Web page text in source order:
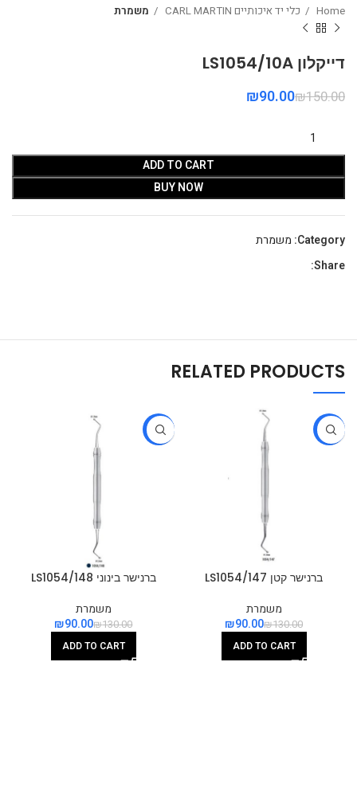
Home כלי יד איכותיים CARL MARTIN משמרת
דייקלון LS1054/10A
₪150.00
₪90.00
ADD TO CART
BUY NOW
Category: משמרת
Share:
RELATED PRODUCTS
-31%
ברנישר קטן LS1054/147
משמרת
₪130.00
₪90.00
ADD TO CART
-31%
ברנישר בינוני LS1054/148
משמרת
₪130.00
₪90.00
ADD TO CART